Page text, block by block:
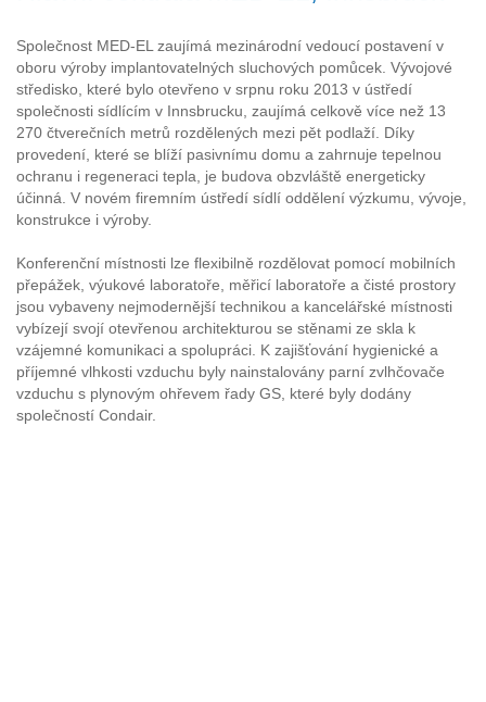
Společnost MED-EL zaujímá mezinárodní vedoucí postavení v
oboru výroby implantovatelných sluchových pomůcek. Vývojové
středisko, které bylo otevřeno v srpnu roku 2013 v ústředí
společnosti sídlícím v Innsbrucku, zaujímá celkově více než 13
270 čtverečních metrů rozdělených mezi pět podlaží. Díky
provedení, které se blíží pasivnímu domu a zahrnuje tepelnou
ochranu i regeneraci tepla, je budova obzvláště energeticky
účinná. V novém firemním ústředí sídlí oddělení výzkumu, vývoje,
konstrukce i výroby.
Konferenční místnosti lze flexibilně rozdělovat pomocí mobilních
přepážek, výukové laboratoře, měřicí laboratoře a čisté prostory
jsou vybaveny nejmodernější technikou a kancelářské místnosti
vybízejí svojí otevřenou architekturou se stěnami ze skla k
vzájemné komunikaci a spolupráci. K zajišťování hygienické a
příjemné vlhkosti vzduchu byly nainstalovány parní zvlhčovače
vzduchu s plynovým ohřevem řady GS, které byly dodány
společností Condair.